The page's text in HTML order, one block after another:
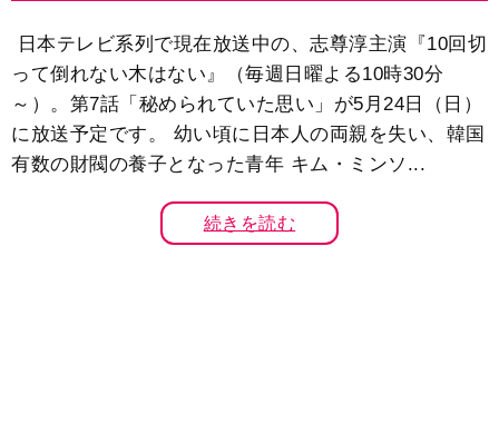
日本テレビ系列で現在放送中の、志尊淳主演『10回切
って倒れない木はない』（毎週日曜よる10時30分
～）。第7話「秘められていた思い」が5月24日（日）
に放送予定です。 幼い頃に日本人の両親を失い、韓国
有数の財閥の養子となった青年 キム・ミンソ...
続きを読む